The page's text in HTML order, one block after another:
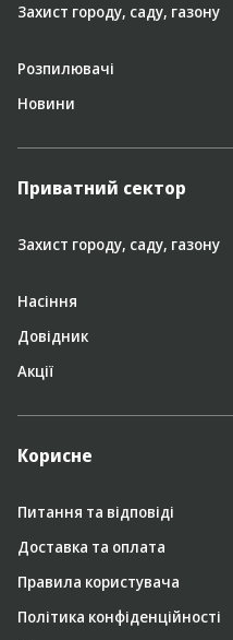
Захист городу, саду, газону
Розпилювачі
Новини
Приватний сектор
Захист городу, саду, газону
Насіння
Довідник
Акції
Корисне
Питання та відповіді
Доставка та оплата
Правила користувача
Політика конфіденційності